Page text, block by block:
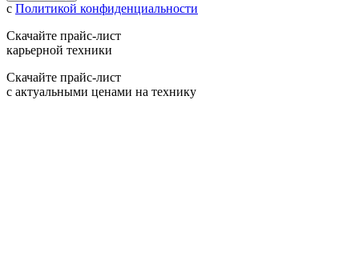
с Политикой конфиденциальности
Скачайте прайс-лист
карьерной техники
Скачайте прайс-лист
с актуальными ценами на технику